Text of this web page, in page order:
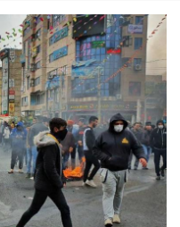
arrestss.jpg